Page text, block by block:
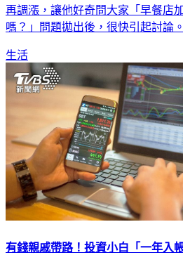
再調漲，讓他好奇問大家「早餐店
嗎？」問題拋出後，很快引起討論。
生活
有錢親戚帶路！投資小白「一年入